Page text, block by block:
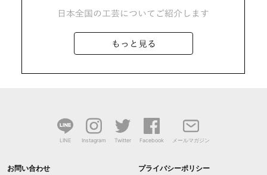
LINE Instagram Twitter Facebook メールマガジン
お問い合わせ プライバシーポリシー